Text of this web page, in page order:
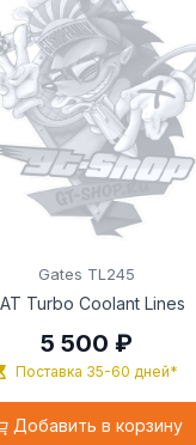
Gates TL245
Turbo Coolant Lines
5 500 ₽
Поставка 35-60 дней*
Добавить в корзину